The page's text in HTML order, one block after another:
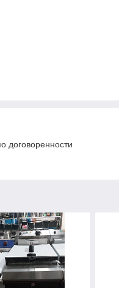
договоренности